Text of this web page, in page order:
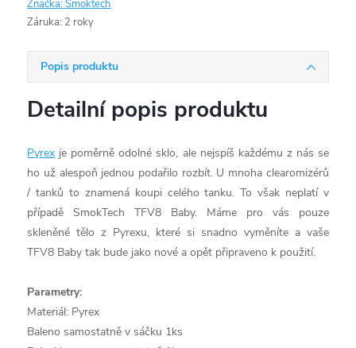
Značka:Smoktech
Záruka: 2 roky
Popis produktu
Detailní popis produktu
Pyrex je poměrně odolné sklo, ale nejspíš každému z nás se
ho už alespoň jednou podařilo rozbít. U mnoha clearomizérů
/ tanků to znamená koupi celého tanku. To však neplatí v
případě SmokTech TFV8 Baby. Máme pro vás pouze
skleněné tělo z Pyrexu, které si snadno vyměníte a vaše
TFV8 Baby tak bude jako nové a opět připraveno k použití.
Parametry:
Materiál: Pyrex
Baleno samostatně v sáčku 1ks